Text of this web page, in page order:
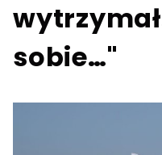
sobie…"